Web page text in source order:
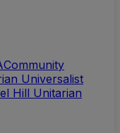
Community
Universalist
Hill Unitarian